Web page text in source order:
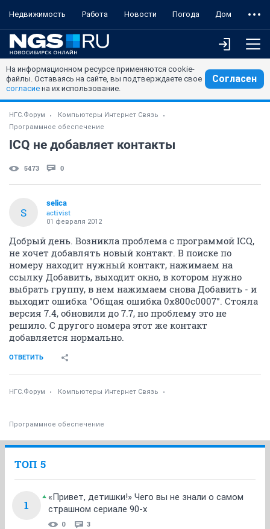
Недвижимость Работа Новости Погода Дом
На информационном ресурсе применяются cookie-
файлы. Оставаясь на сайте, вы подтверждаете свое
согласие на их использование.
Согласен
НГС.Форум
Компьютеры Интернет Связь
Программное обеспечение
ICQ не добавляет контакты
5473 0
S
selica
activist
01 февраля 2012
Добрый день. Возникла проблема с программой ICQ,
не хочет добавлять новый контакт. В поиске по
номеру находит нужный контакт, нажимаем на
ссылку Добавить, выходит окно, в котором нужно
выбрать группу, в нем нажимаем снова Добавить - и
выходит ошибка "Общая ошибка 0x800c0007". Стояла
версия 7.4, обновили до 7.7, но проблему это не
решило. С другого номера этот же контакт
добавляется нормально.
ОТВЕТИТЬ
НГС.Форум Компьютеры Интернет Связь
Программное обеспечение
ТОП 5
1
«Привет, детишки!» Чего вы не знали о самом
страшном сериале 90-х
0 3